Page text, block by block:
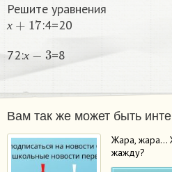
Решите уравнения
х
х +17 :4=20
72:х =8​
Вам так же может быть
Жара, жара…
жажду?